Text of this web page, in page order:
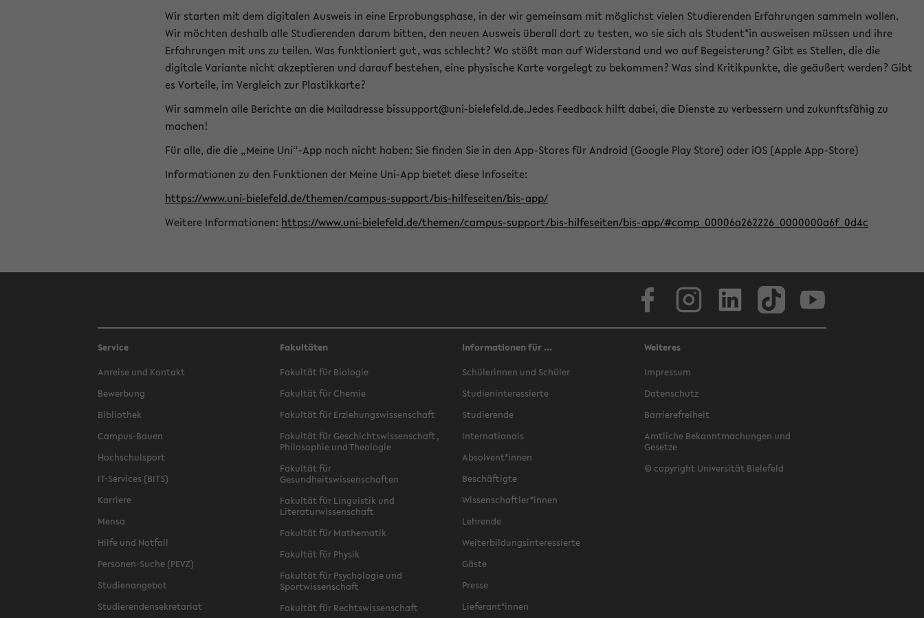
Wir starten mit dem digitalen Ausweis in eine Erprobungsphase, in der wir gemeinsam mit möglichst vielen Studierenden Erfahrungen sammeln wollen.
Wir möchten deshalb alle Studierenden darum bitten, den neuen Ausweis überall dort zu testen, wo sie sich als Student*in ausweisen müssen und ihre
Erfahrungen mit uns zu teilen. Was funktioniert gut, was schlecht? Wo stößt man auf Widerstand und wo auf Begeisterung? Gibt es Stellen, die die
digitale Variante nicht akzeptieren und darauf bestehen, eine physische Karte vorgelegt zu bekommen? Was sind Kritikpunkte, die geäußert werden? Gibt
es Vorteile, im Vergleich zur Plastikkarte?
Wir sammeln alle Berichte an die Mailadresse bissupport@uni-bielefeld.de.Jedes Feedback hilft dabei, die Dienste zu verbessern und zukunftsfähig zu
machen!
Für alle, die die „Meine Uni“-App noch nicht haben: Sie finden Sie in den App-Stores für Android (Google Play Store) oder iOS (Apple App-Store)
Informationen zu den Funktionen der Meine Uni-App bietet diese Infoseite:
https://www.uni-bielefeld.de/themen/campus-support/bis-hilfeseiten/bis-app/
Weitere Informationen: https://www.uni-bielefeld.de/themen/campus-support/bis-hilfeseiten/bis-app/#comp_00006a262226_0000000a6f_0d4c
Service
Anreise und Kontakt
Bewerbung
Bibliothek
Campus-Bauen
Hochschulsport
IT-Services (BITS)
Karriere
Mensa
Hilfe und Notfall
Personen-Suche (PEVZ)
Studienangebot
Studierendensekretariat
Fakultäten
Fakultät für Biologie
Fakultät für Chemie
Fakultät für Erziehungswissenschaft
Fakultät für Geschichtswissenschaft,
Philosophie und Theologie
Fakultät für
Gesundheitswissenschaften
Fakultät für Linguistik und
Literaturwissenschaft
Fakultät für Mathematik
Fakultät für Physik
Fakultät für Psychologie und
Sportwissenschaft
Fakultät für Rechtswissenschaft
Informationen für ...
Schülerinnen und Schüler
Studieninteressierte
Studierende
Internationals
Absolvent*innen
Beschäftigte
Wissenschaftler*innen
Lehrende
Weiterbildungsinteressierte
Gäste
Presse
Lieferant*innen
Weiteres
Impressum
Datenschutz
Barrierefreiheit
Amtliche Bekanntmachungen und
Gesetze
© copyright Universität Bielefeld